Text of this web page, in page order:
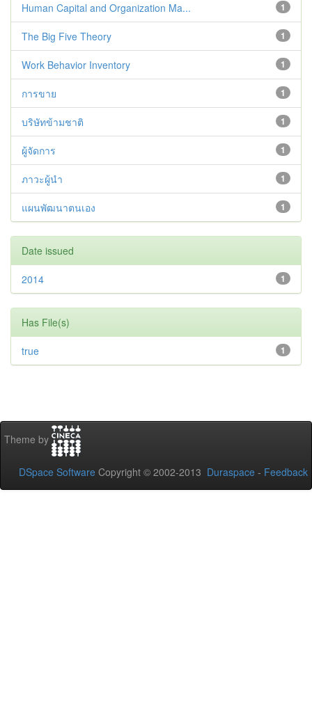
1
Human Capital and Organization Ma...
1
The Big Five Theory
1
Work Behavior Inventory
1
การขาย
1
บริษัทข้ามชาติ
1
ผู้จัดการ
1
ภาวะผู้นำ
1
แผนพัฒนาตนเอง
Date issued
1
2014
Has File(s)
1
true
Theme by
DSpace Software Copyright © 2002-2013 Duraspace - Feedback